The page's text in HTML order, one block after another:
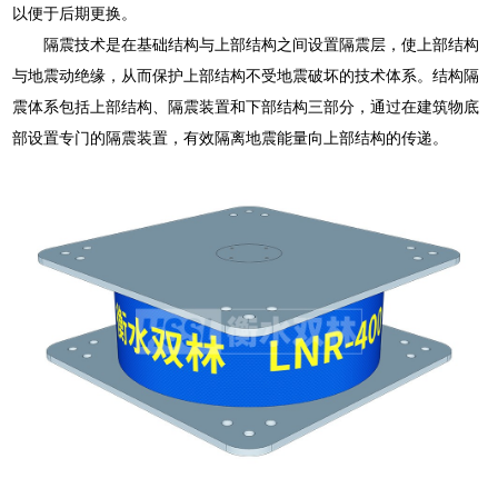
以便于后期更换。
隔震技术是在基础结构与上部结构之间设置隔震层，使上部结构
与地震动绝缘，从而保护上部结构不受地震破坏的技术体系。结构隔
震体系包括上部结构、隔震装置和下部结构三部分，通过在建筑物底
部设置专门的隔震装置，有效隔离地震能量向上部结构的传递。